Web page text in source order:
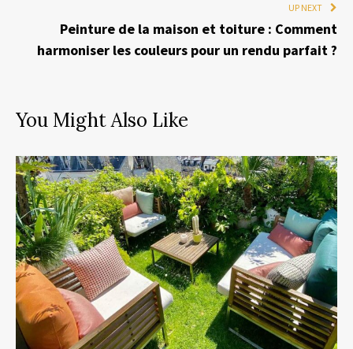
UP NEXT
Peinture de la maison et toiture : Comment
harmoniser les couleurs pour un rendu parfait ?
You Might Also Like